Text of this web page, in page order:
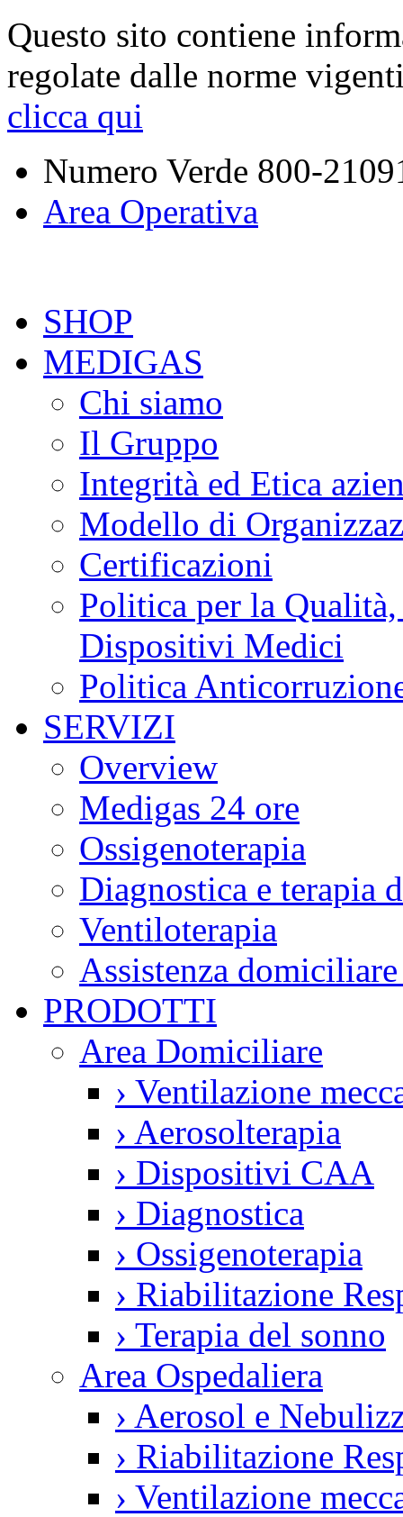
Questo sito contiene
regolate dalle norme
clicca qui
Numero Verde 800-
Area Operativa
SHOP
MEDIGAS
Chi siamo
Il Gruppo
Integrità ed Etica
Modello di
Certificazioni
Politica per la
Dispositivi Medici
Politica
SERVIZI
Overview
Medigas 24 ore
Ossigenoterapia
Diagnostica e terapia
Ventiloterapia
Assistenza
PRODOTTI
Area Domiciliare
› Ventilazione
› Aerosolterapia
› Dispositivi CAA
› Diagnostica
› Ossigenoterapia
› Riabilitazione
› Terapia del sonno
Area Ospedaliera
› Aerosol e
› Riabilitazione
› Ventilazione